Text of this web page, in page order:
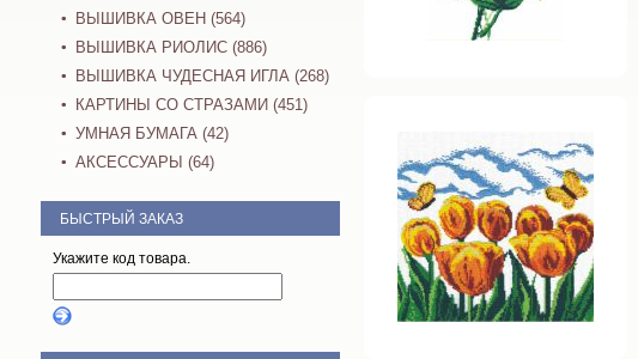
ВЫШИВКА ОВЕН (564)
ВЫШИВКА РИОЛИС (886)
ВЫШИВКА ЧУДЕСНАЯ ИГЛА (268)
КАРТИНЫ СО СТРАЗАМИ (451)
УМНАЯ БУМАГА (42)
АКСЕССУАРЫ (64)
БЫСТРЫЙ ЗАКАЗ
Укажите код товара.